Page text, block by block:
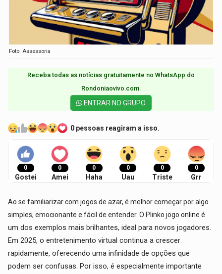
Foto: Assessoria
Receba todas as notícias gratuitamente no WhatsApp do
Rondoniaovivo.com.​
ENTRAR NO GRUPO
0 pessoas reagiram a isso.
0
Gostei
0
Amei
0
Haha
0
Uau
0
Triste
0
Grr
Ao se familiarizar com jogos de azar, é melhor começar por algo
simples, emocionante e fácil de entender. O Plinko jogo online é
um dos exemplos mais brilhantes, ideal para novos jogadores.
Em 2025, o entretenimento virtual continua a crescer
rapidamente, oferecendo uma infinidade de opções que
podem ser confusas. Por isso, é especialmente importante